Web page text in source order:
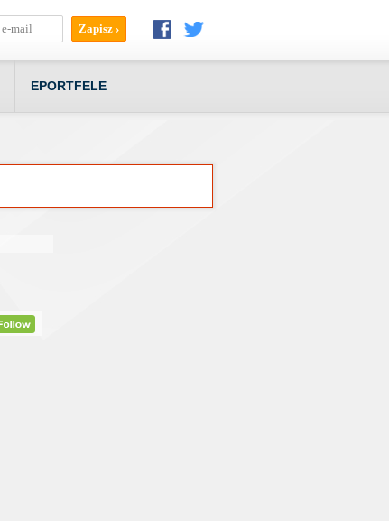
EPORTFELE